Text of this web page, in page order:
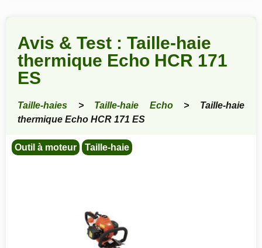
Avis & Test : Taille-haie
thermique Echo HCR 171
ES
Taille-haies > Taille-haie Echo> Taille-haie
thermique Echo HCR 171 ES
Outil à moteur Taille-haie